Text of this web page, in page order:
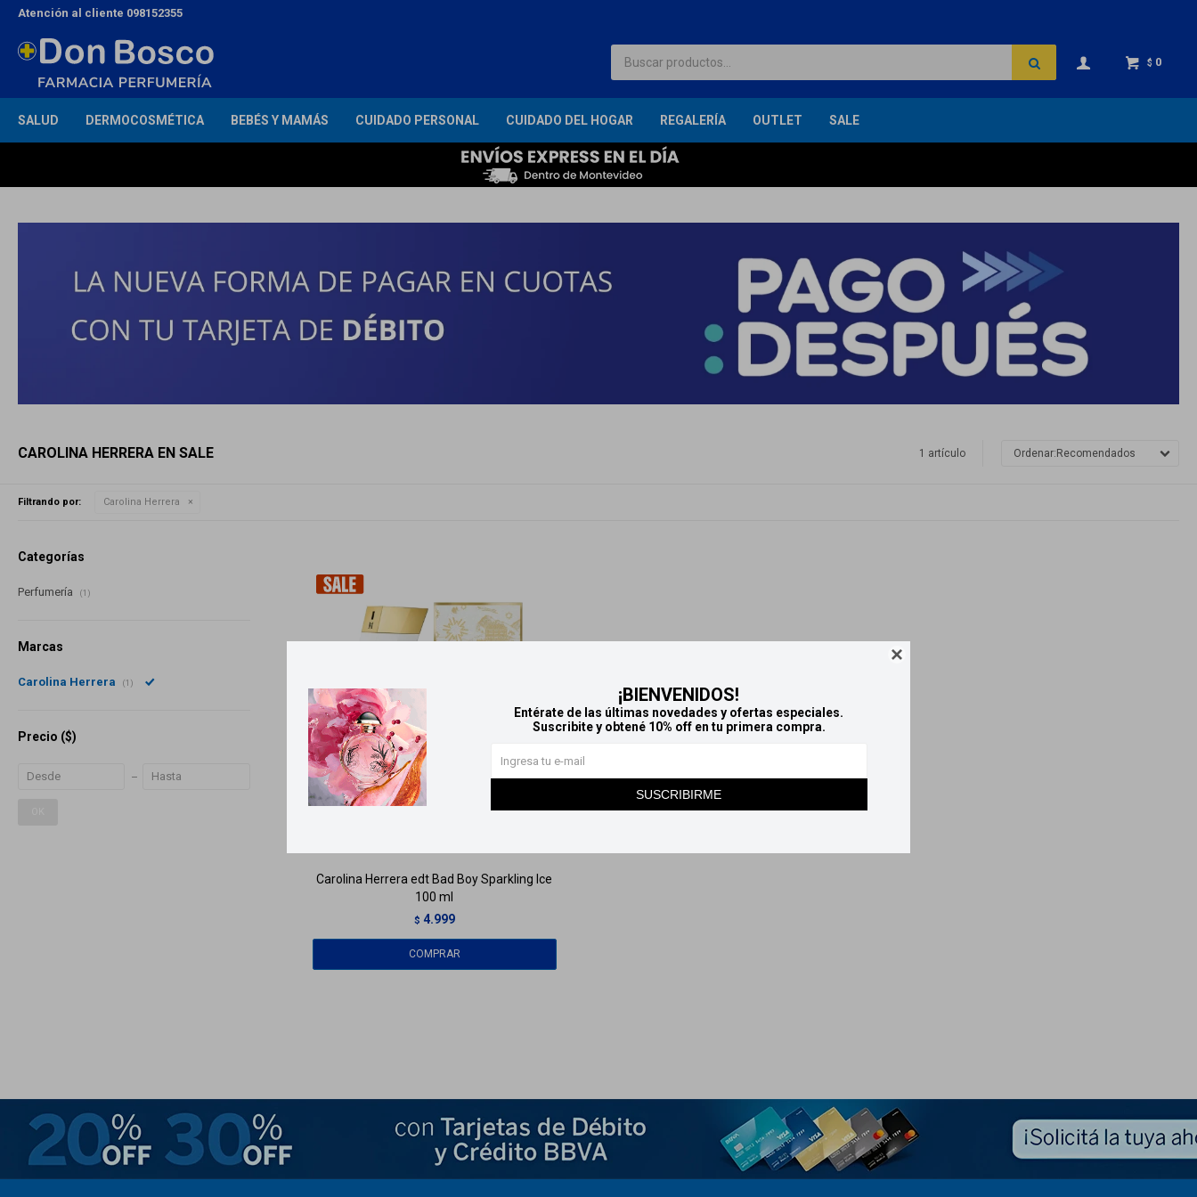

¡BIENVENIDOS!
Entérate de las últimas novedades y ofertas especiales.
Suscribite y obtené 10% off en tu primera compra.
SUSCRIBIRME
SALUD DERMOCOSMÉTICA BEBÉS Y MAMÁS CUIDADO PERSONAL CUIDADO DEL HOGAR REGALERÍA OUTLET SALE
$ 0
Atención al cliente 098152355
CAROLINA HERRERA EN SALE 1 artículo Recomendados
Filtrando por: Carolina Herrera
Carolina Herrera edt Bad Boy Sparkling Ice
100 ml
$ 4.999
Categorías
Perfumería (1)
Marcas
Carolina Herrera (1)
Precio ($)